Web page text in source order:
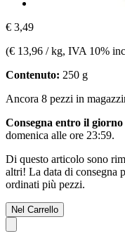
€ 3,49
(€ 13,96 / kg, IVA 10%
Contenuto: 250 g
Ancora 8 pezzi in
Consegna entro il
domenica alle ore 23:59.
Di questo articolo sono
altri! La data di consegna
ordinati più pezzi.
Nel Carrello